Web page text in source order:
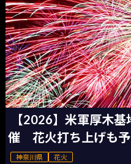
【2026】米軍厚木
催 花火打ち上げも
神奈川県 花火